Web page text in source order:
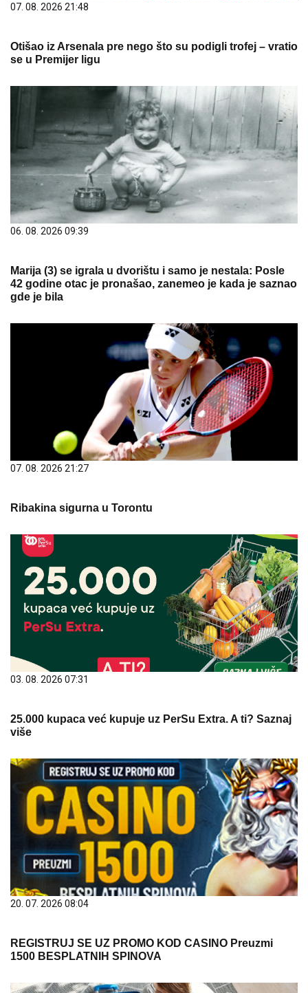
07. 08. 2026 21:48
Otišao iz Arsenala pre nego što su podigli trofej – vratio
se u Premijer ligu
06. 08. 2026 09:39
Marija (3) se igrala u dvorištu i samo je nestala: Posle
42 godine otac je pronašao, zanemeo je kada je saznao
gde je bila
07. 08. 2026 21:27
Ribakina sigurna u Torontu
03. 08. 2026 07:31
25.000 kupaca već kupuje uz PerSu Extra. A ti? Saznaj
više
20. 07. 2026 08:04
REGISTRUJ SE UZ PROMO KOD CASINO Preuzmi
1500 BESPLATNIH SPINOVA